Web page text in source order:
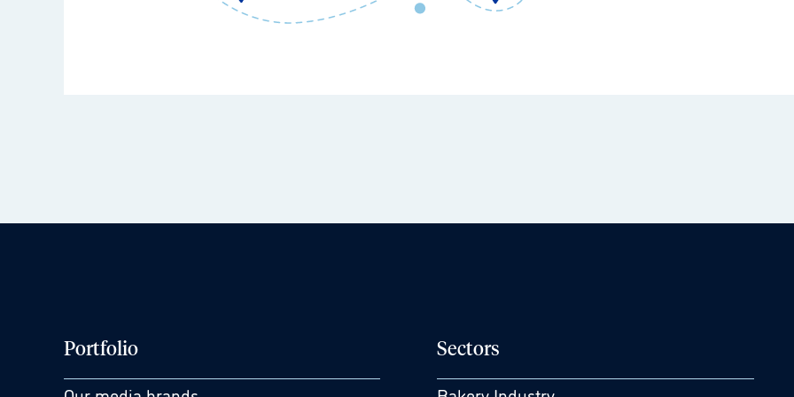
Portfolio Sectors